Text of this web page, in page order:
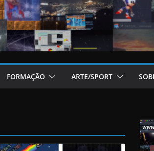
FORMAÇÃO ARTE/SPORT